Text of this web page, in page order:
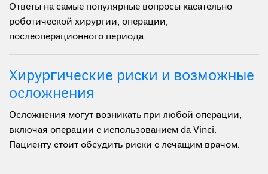
Ответы на самые популярные вопросы касательно
роботической хирургии, операции,
послеоперационного периода.
Хирургические риски и возможные
осложнения
Осложнения могут возникать при любой операции,
включая операции с использованием da Vinci.
Пациенту стоит обсудить риски с лечащим врачом.